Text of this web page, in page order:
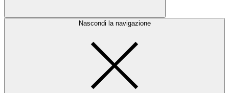
Nascondi la navigazione